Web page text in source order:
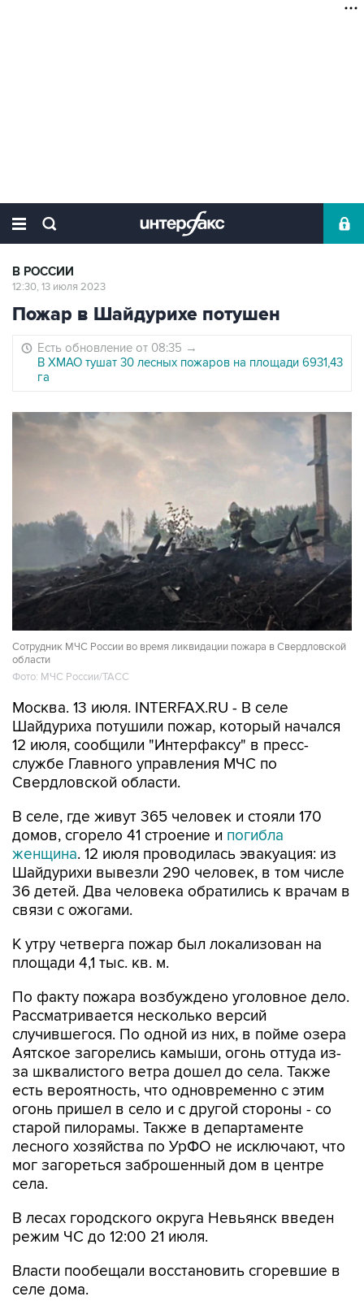
В РОССИИ
12:30, 13 июля 2023
Пожар в Шайдурихе потушен
Есть обновление от 08:35 →
В ХМАО тушат 30 лесных пожаров на площади 6931,43
га
Сотрудник МЧС России во время ликвидации пожара в Свердловской
области
Фото: МЧС России/ТАСС
Москва. 13 июля. INTERFAX.RU - В селе
Шайдуриха потушили пожар, который начался
12 июля, сообщили "Интерфаксу" в пресс-
службе Главного управления МЧС по
Свердловской области.
В селе, где живут 365 человек и стояли 170
домов, сгорело 41 строение и погибла
женщина. 12 июля проводилась эвакуация: из
Шайдурихи вывезли 290 человек, в том числе
36 детей. Два человека обратились к врачам в
связи с ожогами.
К утру четверга пожар был локализован на
площади 4,1 тыс. кв. м.
По факту пожара возбуждено уголовное дело.
Рассматривается несколько версий
случившегося. По одной из них, в пойме озера
Аятское загорелись камыши, огонь оттуда из-
за шквалистого ветра дошел до села. Также
есть вероятность, что одновременно с этим
огонь пришел в село и с другой стороны - со
старой пилорамы. Также в департаменте
лесного хозяйства по УрФО не исключают, что
мог загореться заброшенный дом в центре
села.
В лесах городского округа Невьянск введен
режим ЧС до 12:00 21 июля.
Власти пообещали восстановить сгоревшие в
селе дома.